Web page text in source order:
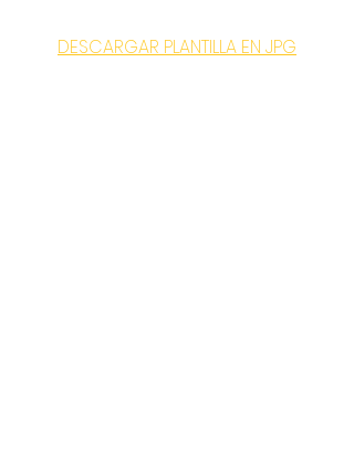
DESCARGAR PLANTILLA EN JPG